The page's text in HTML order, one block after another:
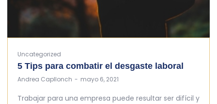
Uncategorized
5 Tips para combatir el desgaste laboral
by
Andrea Capllonch mayo 6, 2021
Trabajar para una empresa puede resultar ser difícil y